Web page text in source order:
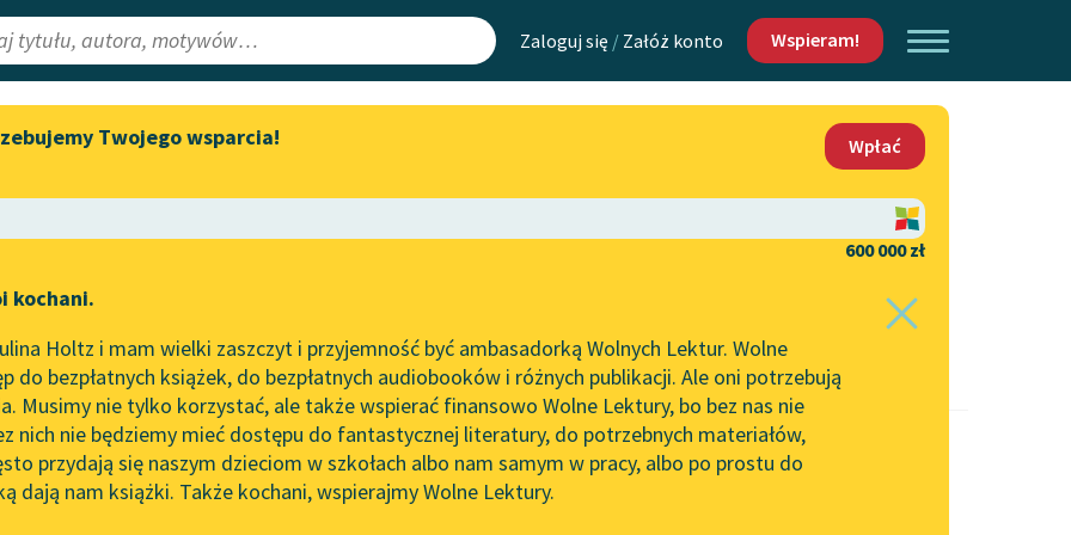
Zaloguj się / Załóż konto Wspieram!
Lektury
redakcyjne
Aktualności
Zapraszamy na spotkanie
literatury skandynawskiej
Wolne Lektury na 32.
Pol’and’Rock Festivalu
„Kochanek Lady Chatterley”
do słuchania na Wolnych
Lekturach
Nowy audiobook – „Marzenie
Mapa Wolnych Lektur
Leśmianator
API
OAI-PMH
Widget Wolnych Lektur
Kontakt
O projekcie
Zasady wykorzystania
Wolnych Lektur
Logotypy
Materiały promocyjne
Twojego wsparcia!
Wpłać
600 000 zł
kochani.
Holtz i mam wielki zaszczyt i przyjemność być ambasadorką Wolnych Lektur. Wolne
do bezpłatnych książek, do bezpłatnych audiobooków i różnych publikacji. Ale oni potrzebują
Musimy nie tylko korzystać, ale także wspierać finansowo Wolne Lektury, bo bez nas nie
nich nie będziemy mieć dostępu do fantastycznej literatury, do potrzebnych materiałów,
przydają się naszym dzieciom w szkołach albo nam samym w pracy, albo po prostu do
dają nam książki. Także kochani, wspierajmy Wolne Lektury.